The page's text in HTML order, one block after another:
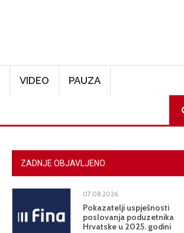
VIDEO
PAUZA
ZADNJE OBJAVLJENO
07.08.2026.
Pokazatelji uspješnosti
poslovanja poduzetnika
Hrvatske u 2025. godini